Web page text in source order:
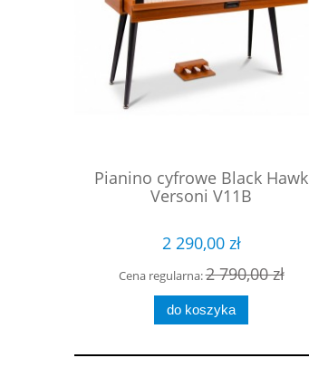
Pianino cyfrowe Black Hawk
Versoni V11B
2 290,00 zł
Cena regularna:2 790,00 zł
do koszyka